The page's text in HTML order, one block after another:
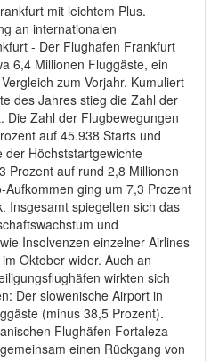
mit leichtem Plus.
an internationalen
- Der Flughafen Frankfurt
6,4 Millionen Fluggäste, ein
zum Vorjahr. Kumuliert
des Jahres stieg die Zahl der
Die Zahl der Flugbewegungen
auf 45.938 Starts und
der Höchststartgewichte
Prozent auf rund 2,8 Millionen
ging um 7,3 Prozent
Insgesamt spiegelten sich das
und
Insolvenzen einzelner Airlines
Oktober wider. Auch an
wirkten sich
Der slowenische Airport in
(minus 38,5 Prozent).
Flughäfen Fortaleza
einen Rückgang von